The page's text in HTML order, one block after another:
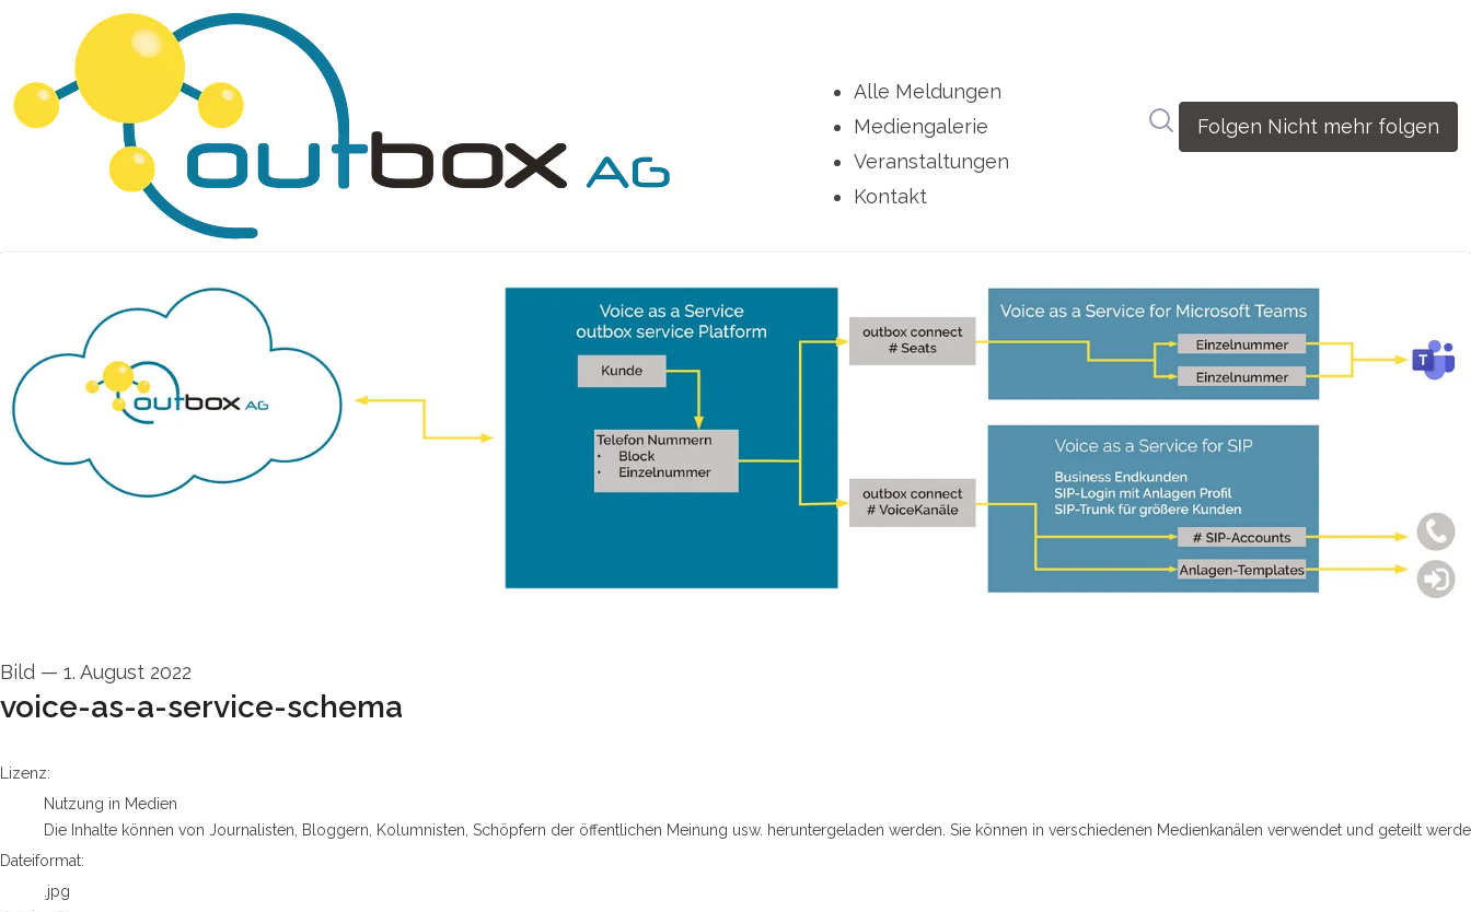
Alle Meldungen
Mediengalerie
Veranstaltungen
Kontakt
Im Newsroom suchen
Folgen Nicht mehr folgen
Bild — 1. August 2022
voice-as-a-service-schema
go to media item
Lizenz:
Nutzung in Medien
Die Inhalte können von Journalisten, Bloggern, Kolumnisten, Schöpfern der öffentlichen Meinung usw. heruntergeladen werden. Sie können in verschiedenen Medienkanälen verwendet und geteilt
Dateiformat:
.jpg